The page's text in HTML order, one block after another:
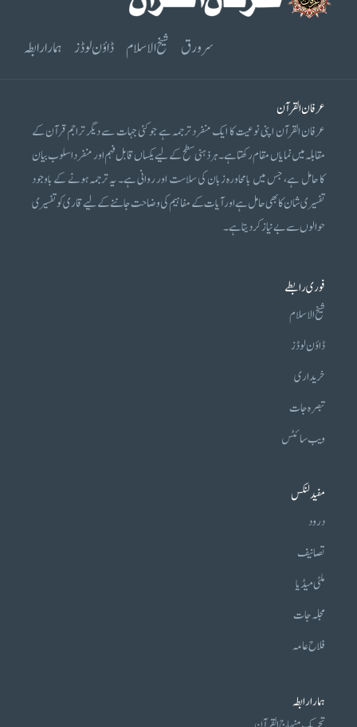
سرورق شیخ الاسلام ڈاؤن لوڈز ہمارا رابطہ
عرفان القرآن
عرفان القرآن اپنی نوعیت کا ایک منفرد ترجمہ ہے جو کئی جہات سے دیگر تراجم قرآن کے
مقابلہ میں نمایاں مقام رکھتا ہے۔ ہر ذہنی سطح کے لیے یکساں قابل فہم اور منفرد اسلوب بیان
کا حامل ہے، جس میں بامحاورہ زبان کی سلاست اور روانی ہے۔ یہ ترجمہ ہونے کے باوجود
تفسیری شان کا بھی حامل ہے اور آیات کے مفاہیم کی وضاحت جاننے کے لیے قاری کو تفسیری
حوالوں سے بے نیاز کر دیتا ہے۔
فوری رابطے
شیخ الاسلام
ڈاؤن لوڈز
خریداری
تبصرہ جات
ویب سائٹس
مفید لنکس
درود
تصانیف
ملٹی میڈیا
مجلہ جات
فلاح عامہ
ہمارا رابطہ